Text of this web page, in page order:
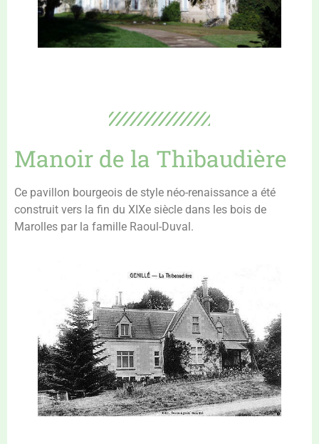
Manoir de la Thibaudière
Ce pavillon bourgeois de style néo-renaissance a été
construit vers la fin du XIXe siècle dans les bois de
Marolles par la famille Raoul-Duval.